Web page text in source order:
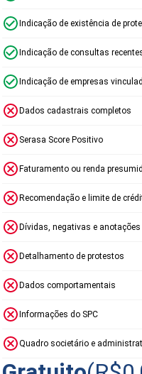
Indicação de existência de
Indicação de consultas
Indicação de empresas
Dados cadastrais completos
Serasa Score Positivo
Faturamento ou renda
Recomendação e limite de
Dívidas, negativas e anotações
Detalhamento de protestos
Dados comportamentais
Informações do SPC
Quadro societário e